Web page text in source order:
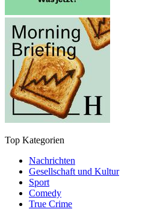
Top Kategorien
Nachrichten
Gesellschaft und Kultur
Sport
Comedy
True Crime